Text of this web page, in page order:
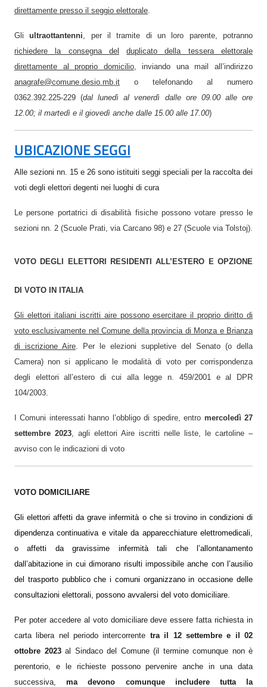
direttamente presso il seggio elettorale
Gliultraottantenni , per il tramite di un loro parente, potranno
richiedere la consegna del
duplicato della tessera elettorale
direttamente al proprio domicilio, inviando una mail all’indirizzo
anagrafe@comune.desio.mb.it o telefonando al numero
0362.392.225-229 (dal lunedì al venerdì dalle ore 09.00 alle ore
12.00; il martedì e il giovedì anche dalle 15.00 alle 17.00)
UBICAZIONE SEGGI
Alle sezioni nn. 15 e 26 sono istituiti seggi speciali per la raccolta dei
voti degli elettori degenti nei luoghi di cura
Le persone portatrici di disabilità fisiche possono votare presso le
sezioni nn. 2 (Scuole Prati, via Carcano 98) e 27 (Scuole via Tolstoj).
VOTO DEGLI ELETTORI RESIDENTI ALL’ESTERO E OPZIONE
DI VOTO IN ITALIA
Gli elettori italiani iscritti aire possonoesercitare il proprio diritto di
votoesclusivamente nel Comune della provincia di Monza e Brianza
di iscrizione Aire
Per le elezioni suppletive del Senato (o della
Camera) non si applicano le modalità di voto per corrispondenza
degli elettori all’estero di cui alla legge n. 459/2001 e al DPR
104/2003.
I Comuni interessati hanno l’obbligo di spedire, entro mercoledì 27
settembre 2023 , agli elettori Aire iscritti nelle liste, le cartoline –
avviso con le indicazioni di voto
VOTO DOMICILIARE
Gli elettori affetti da grave infermità o che si trovino in condizioni di
dipendenza continuativa e vitale da apparecchiature elettromedicali,
o affetti da gravissime infermità tali che l’allontanamento
dall’abitazione in cui dimorano risulti impossibile anche con l’ausilio
del trasporto pubblico che i comuni organizzano in occasione delle
consultazioni elettorali, possono avvalersi del voto domiciliare.
Per poter accedere al voto domiciliare deve essere fatta richiesta in
carta libera nel periodo intercorrente tra il 12 settembree il02
ottobre 2023al Sindaco del Comune (il termine comunque non è
perentorio, e le richieste possono pervenire anche in una data
successiva,ma devono comunque includere tutta la